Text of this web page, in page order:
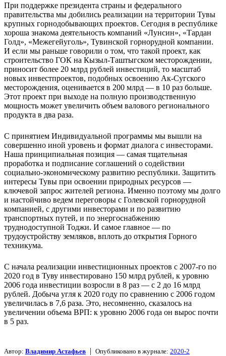
При поддержке президента страны и федерального
правительства мы добились реализации на территории Тувы
крупных горнодобывающих проектов. Сегодня в республике
хороша знакома деятельность компаний «Лунсин», «Тардан
Голд», «Межегейуголь», Тувинской горнорудной компании.
И если мы раньше говорили о том, что такой проект, как
строительство ГОК на Кызыл-Таштыгском месторождении,
приносит более 20 млрд рублей инвестиций, то масштаб
новых инвестпроектов, подобных освоению Ак-Сугского
месторождения, оценивается в 200 млрд — в 10 раз больше.
Этот проект при выходе на полную производственную
мощность может увеличить объем валового регионального
продукта в два раза.
С принятием Индивидуальной программы мы вышли на
совершенно иной уровень и формат диалога с инвесторами.
Наша принципиальная позиция — самая тщательная
проработка и подписание соглашений о содействии
социально-экономическому развитию республики. Защитить
интересы Тувы при освоении природных ресурсов —
ключевой запрос жителей региона. Именно поэтому мы долго
и настойчиво ведем переговоры с Голевской горнорудной
компанией, с другими инвесторами и по развитию
транспортных путей, и по энергоснабжению
труднодоступной Тоджи. И самое главное — по
трудоустройству земляков, вплоть до открытия Горного
техникума.
С начала реализации инвестиционных проектов с 2007-го по
2020 год в Туву инвестировано 150 млрд рублей, к уровню
2006 года инвестиции возросли в 8 раз — с 2 до 16 млрд
рублей. Добыча угля к 2020 году по сравнению с 2006 годом
увеличилась в 7,6 раза. Это, несомненно, сказалось на
увеличении объема ВРП: к уровню 2006 года он вырос почти
в 5 раз.
Автор: Владимир Астафьев | Опубликовано в журнале: 2020-2